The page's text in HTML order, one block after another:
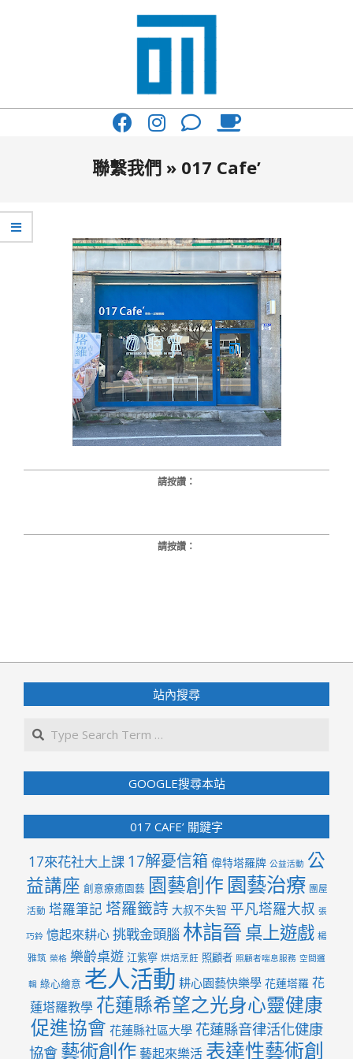
017
一
起
聯繫我們 » 017 Cafe’
請按讚：
請按讚：
12-
13
站內搜尋
GOOGLE搜尋本站
017 CAFE’ 關鍵字
17來花社大上課 17解憂信箱 偉特塔羅牌 公益活動 公
益講座 創意療癒園藝 園藝創作 園藝治療 團屋
活動 塔羅筆記 塔羅籤詩 大叔不失智 平凡塔羅大叔 張
巧鈴 憶起來耕心挑戰金頭腦 林詣晉桌上遊戲 楊
雅筑 榮格 樂齡桌遊 江紫寧 烘焙烹飪 照顧者 照顧者喘息服務 空間邏
輯 綠心繪意 老人活動 耕心園藝快樂學 花蓮塔羅 花
蓮塔羅教學 花蓮縣希望之光身心靈健康
促進協會 花蓮縣社區大學 花蓮縣音律活化健康
協會 藝術創作藝起來樂活 表達性藝術創